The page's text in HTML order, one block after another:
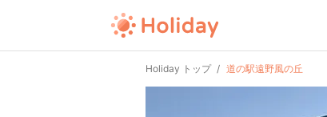
Holiday トップ 道の駅遠野風の丘